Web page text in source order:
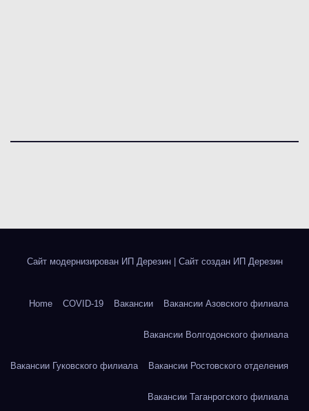
Сайт модернизирован ИП Дерезин | Сайт создан ИП Дерезин
Home COVID-19 Вакансии Вакансии Азовского филиала
Вакансии Волгодонского филиала
Вакансии Гуковского филиала Вакансии Ростовского отделения
Вакансии Таганрогского филиала